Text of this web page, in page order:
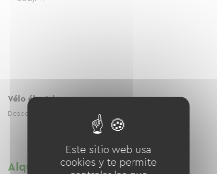
Vélo électrique
Desde
Alquiler de bicicletas en Cabjim
Este sitio web usa
cookies y te permite